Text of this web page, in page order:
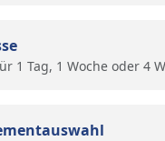
1 Tag, 1 Woche oder 4